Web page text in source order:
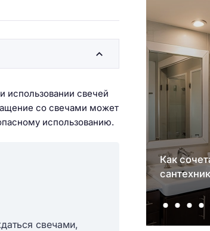
использовании свечей
со свечами может
использованию.
свечами,
Как